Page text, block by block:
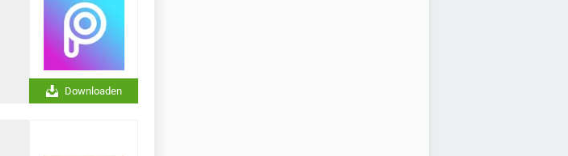
Downloaden